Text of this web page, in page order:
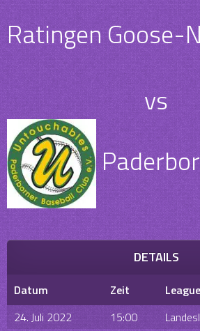
Ratingen Goose-
vs
DETAILS
Datum Zeit League
24. Juli 2022
15:00